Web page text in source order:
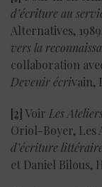
d’écriture au
Alternatives,
vers la
collaboration
Devenir écrivain,
[2] Voir Les
Oriol-Boyer, Les
d’écriture
et Daniel Bilous,